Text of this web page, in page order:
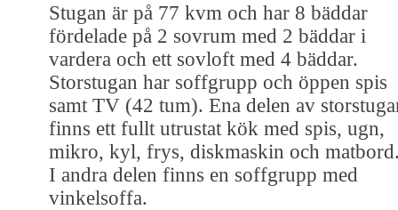
Stugan är på 77 kvm och har 8 bäddar
fördelade på 2 sovrum med 2 bäddar i
vardera och ett sovloft med 4 bäddar.
Storstugan har soffgrupp och öppen spis
samt TV (42 tum). Ena delen av
finns ett fullt utrustat kök med spis, ugn,
mikro, kyl, frys, diskmaskin och
I andra delen finns en soffgrupp med
vinkelsoffa.